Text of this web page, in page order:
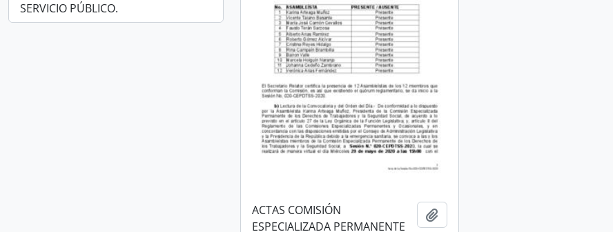
SERVICIO PÚBLICO.
ACTAS COMISIÓN
ESPECIALIZADA PERMANENTE